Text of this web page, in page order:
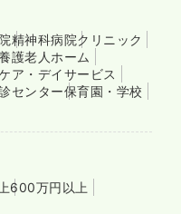
精神科病院クリニック
護老人ホーム
ア・デイサービス
センター保育園・学校
600万円以上